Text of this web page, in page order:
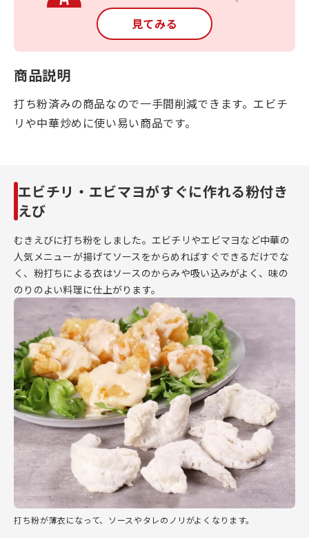
見てみる
商品説明
打ち粉済みの商品なので一手間削減できます。エビチ
リや中華炒めに使い易い商品です。
エビチリ・エビマヨがすぐに作れる粉付き
えび
むきえびに打ち粉をしました。エビチリやエビマヨなど中華の
人気メニューが揚げてソースをからめればすぐできるだけでな
く、粉打ちによる衣はソースのからみや吸い込みがよく、味の
のりのよい料理に仕上がります。
打ち粉が薄衣になって、ソースやタレのノリがよくなります。